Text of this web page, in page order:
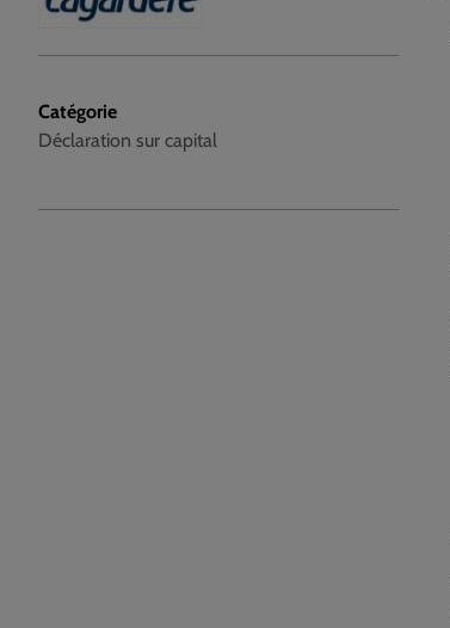
Catégorie
Déclaration sur capital